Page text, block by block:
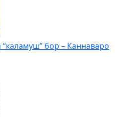
бор – Каннаваро